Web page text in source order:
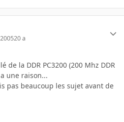
20 a
de la DDR PC3200 (200 Mhz DDR
une raison...
pas beaucoup les sujet avant de